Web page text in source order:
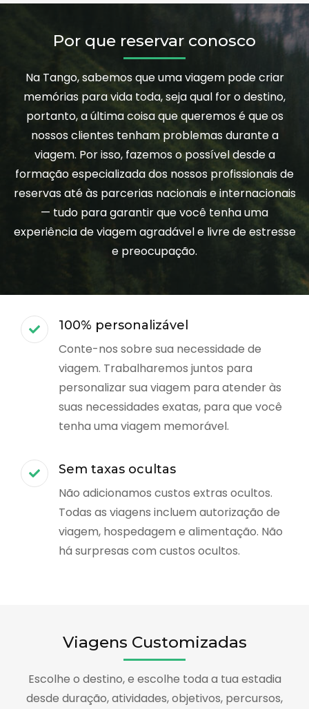
Por que reservar conosco
Na Tango, sabemos que uma viagem pode criar
memórias para vida toda, seja qual for o destino,
portanto, a última coisa que queremos é que os
nossos clientes tenham problemas durante a
viagem. Por isso, fazemos o possível desde a
formação especializada dos nossos profissionais de
reservas até às parcerias nacionais e internacionais
— tudo para garantir que você tenha uma
experiência de viagem agradável e livre de estresse
e preocupação.
100% personalizável
Conte-nos sobre sua necessidade de
viagem. Trabalharemos juntos para
personalizar sua viagem para atender às
suas necessidades exatas, para que você
tenha uma viagem memorável.
Sem taxas ocultas
Não adicionamos custos extras ocultos.
Todas as viagens incluem autorização de
viagem, hospedagem e alimentação. Não
há surpresas com custos ocultos.
Viagens Customizadas
Escolhe o destino, e escolhe toda a tua estadia
desde duração, atividades, objetivos, percursos,